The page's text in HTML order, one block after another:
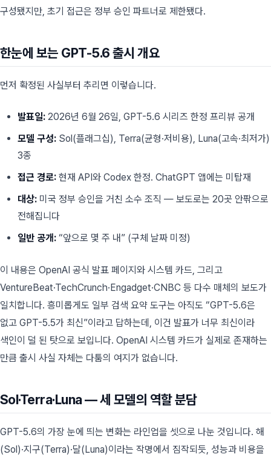
구성됐지만, 초기 접근은 정부 승인 파트너로 제한됐다.
한눈에 보는 GPT-5.6 출시 개요
먼저 확정된 사실부터 추리면 이렇습니다.
발표일:2026년 6월 26일, GPT-5.6 시리즈 한정 프리뷰 공개
모델 구성:Sol(플래그십), Terra(균형·저비용), Luna(고속·최저가)
3종
접근 경로:현재 API와 Codex 한정. ChatGPT 앱에는 미탑재
대상:미국 정부 승인을 거친 소수 조직 — 보도로는 20곳 안팎으로
전해집니다
일반 공개:“앞으로 몇 주 내” (구체 날짜 미정)
이 내용은 OpenAI 공식 발표 페이지와 시스템 카드, 그리고
VentureBeat·TechCrunch·Engadget·CNBC 등 다수 매체의 보도가
일치합니다. 흥미롭게도 일부 검색 요약 도구는 아직도 “GPT-5.6은
없고 GPT-5.5가 최신”이라고 답하는데, 이건 발표가 너무 최신이라
색인이 덜 된 탓으로 보입니다. OpenAI 시스템 카드가 실제로 존재하는
만큼 출시 사실 자체는 다툼의 여지가 없습니다.
Sol·Terra·Luna — 세 모델의 역할 분담
GPT-5.6의 가장 눈에 띄는 변화는 라인업을 셋으로 나눈 것입니다. 해
(Sol)·지구(Terra)·달(Luna)이라는 작명에서 짐작되듯, 성능과 비용을